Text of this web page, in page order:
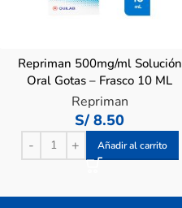
Repriman 500mg/ml Solución
Oral Gotas – Frasco 10 ML
Repriman
S/ 8.50
Añadir al carrito